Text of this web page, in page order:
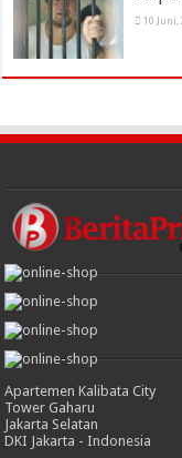
10 Juni,
Apartemen Kalibata City
Tower Gaharu
Jakarta Selatan
DKI Jakarta - Indonesia